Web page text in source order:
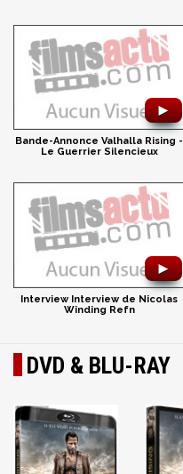
►
Bande-Annonce Valhalla Rising -
Le Guerrier Silencieux
►
Interview Interview de Nicolas
Winding Refn
DVD & BLU-RAY